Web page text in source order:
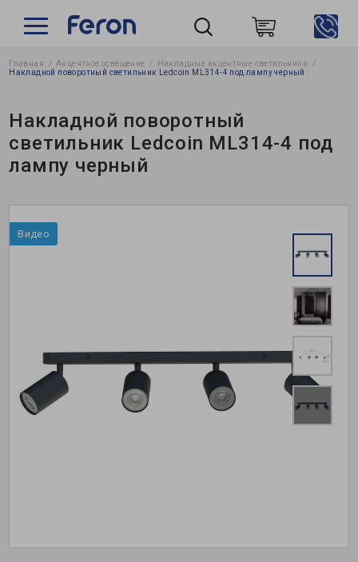
Пошук
Главная Акцентное освещение
Накладные акцентные светильники
Накладной поворотный светильник Ledcoin ML314-4 под лампу черный
Накладной поворотный
светильник Ledcoin ML314-4 под
лампу черный
Видео